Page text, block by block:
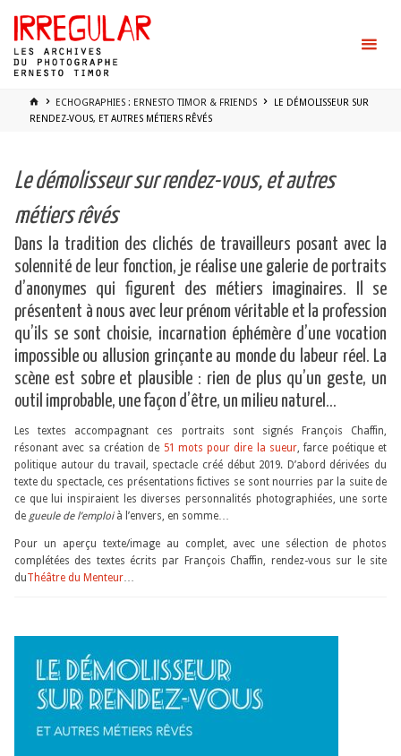
content
HOMEECHOGRAPHIES : ERNESTO TIMOR & FRIENDS
LE DÉMOLISSEUR SUR
RENDEZ-VOUS, ET AUTRES MÉTIERS RÊVÉS
Le démolisseur sur rendez-vous, et autres
métiers rêvés
Dans la tradition des clichés de travailleurs posant avec la
solennité de leur fonction, je réalise une galerie de portraits
d’anonymes qui figurent des métiers imaginaires. Il se
présentent à nous avec leur prénom véritable et la profession
qu’ils se sont choisie, incarnation éphémère d’une vocation
impossible ou allusion grinçante au monde du labeur réel. La
scène est sobre et plausible : rien de plus qu’un geste, un
outil improbable, une façon d’être, un milieu naturel…
Les textes accompagnant ces portraits sont signés François Chaffin,
résonant avec sa création de 51 mots pour dire la sueur, farce poétique et
politique autour du travail, spectacle créé début 2019. D’abord dérivées du
texte du spectacle, ces présentations fictives se sont nourries par la suite de
ce que lui inspiraient les diverses personnalités photographiées, une sorte
de gueule de l’emploi à l’envers, en somme…
Pour un aperçu texte/image au complet, avec une sélection de photos
complétées des textes écrits par François Chaffin, rendez-vous sur le site
duThéâtre du Menteur…